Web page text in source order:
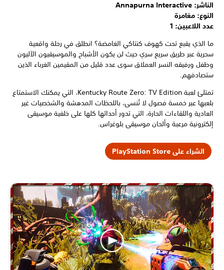
الناشر: Annapurna Interactive
النوع: مغامرة
عدد اللاعبين: 1
ما الذي يقبع تحت كهوف كنتاكي الغامضة؟ انطلق في رحلة واقعية
سحرية عبر طريق سريع سري حيث لن يكون الأشباح والموسيقيون الآليون
وطفل ورفيقه النسر العملاق سوى عدد قليل من المقيمين الغرباء الذين
ستصادفهم.
تمتلئ لعبة Kentucky Route Zero: TV Edition، التي يمكنك الاستمتاع
بلعبها عبر خمسة فصول لا تُنسى، باللحظات المدهشة والشخصيات غير
العادية واللقاءات الحارة، التي تدور أحداثها كلها على خلفية موسيقى
إلكترونية مرعبة وألحان موسيقى بلوغراس.
الشراء على PlayStation Store